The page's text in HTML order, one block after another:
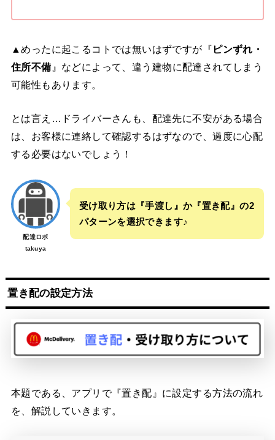
▲めったに起こるコトでは無いはずですが『 ピンずれ・
住所不備 』などによって、違う建物に配達されてしまう
可能性もあります。
とは言え…ドライバーさんも、配達先に不安がある場合
は、お客様に連絡して確認するはずなので、過度に心配
する必要はないでしょう！
配達ロボ
takuya
受け取り方は『手渡し』か『置き配』の2
パターンを選択できます♪
置き配の設定方法
本題である、アプリで『置き配』に設定する方法の流れ
を、解説していきます。